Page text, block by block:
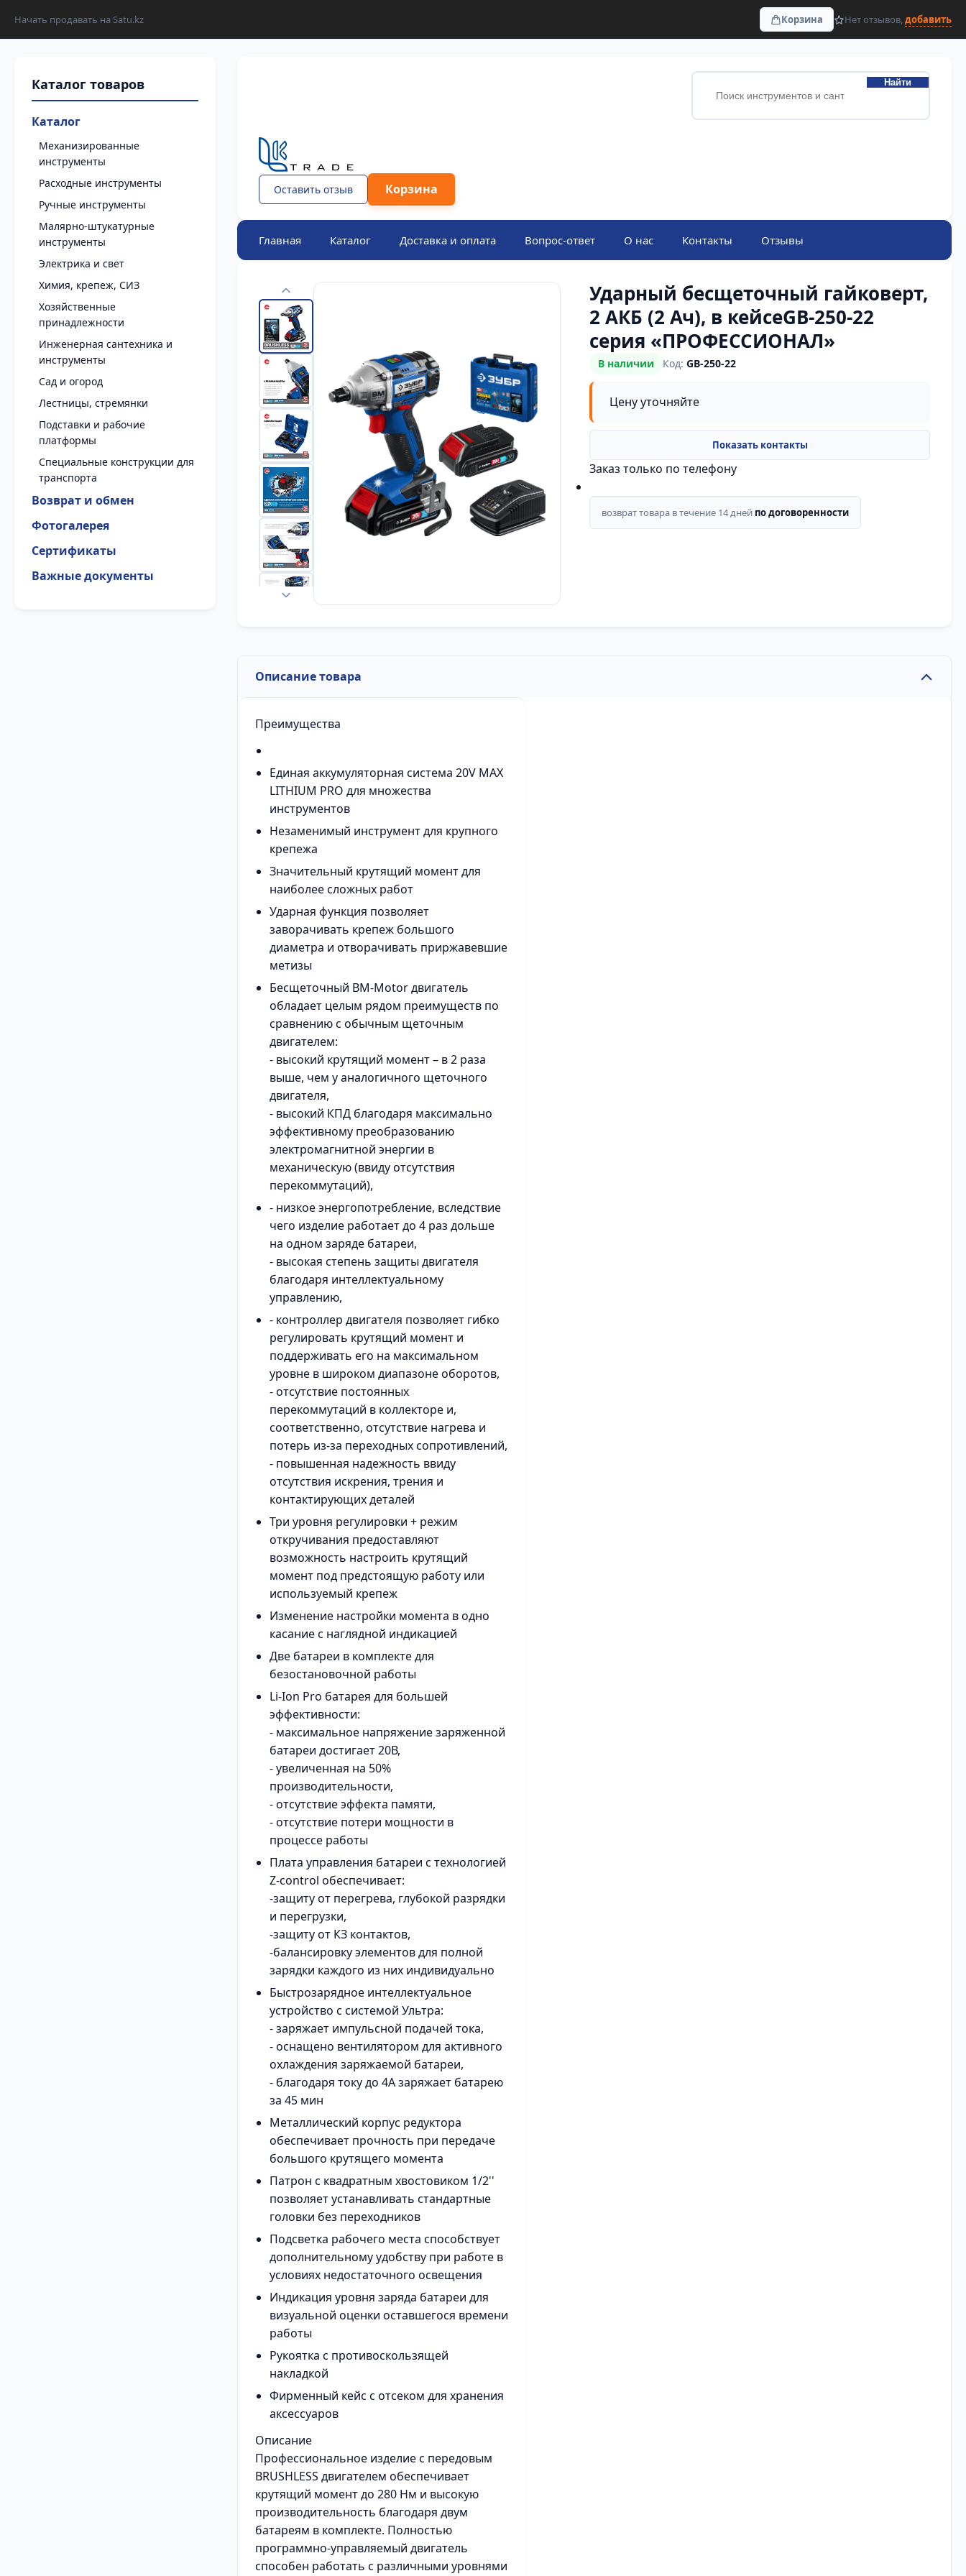
Начать продавать на Satu.kz Корзина Нет отзывов,добавить
Каталог
Механизированные
инструменты
Расходные инструменты
Ручные инструменты
Малярно-штукатурные
инструменты
Электрика и свет
Химия, крепеж, СИЗ
Хозяйственные
принадлежности
Инженерная сантехника и
инструменты
Сад и огород
Лестницы, стремянки
Подставки и рабочие
платформы
Специальные конструкции для
транспорта
Возврат и обмен
Фотогалерея
Сертификаты
Важные документы
Найти
Оставить отзыв Корзина
Главная Каталог Доставка и оплата Вопрос-ответ О нас Контакты Отзывы
Ударный бесщеточный гайковерт,
2 АКБ (2 Ач), в кейсеGB-250-22
серия «ПРОФЕССИОНАЛ»
В наличии Код:GB-250-22
Цену уточняйте
Заказ только по телефону
возврат товара в течение 14 дней по договоренности
Описание товара
Преимущества
Единая аккумуляторная система 20V MAX
LITHIUM PRO для множества
инструментов
Незаменимый инструмент для крупного
крепежа
Значительный крутящий момент для
наиболее сложных работ
Ударная функция позволяет
заворачивать крепеж большого
диаметра и отворачивать приржавевшие
метизы
Бесщеточный BM-Motor двигатель
обладает целым рядом преимуществ по
сравнению с обычным щеточным
двигателем:
- высокий крутящий момент – в 2 раза
выше, чем у аналогичного щеточного
двигателя,
- высокий КПД благодаря максимально
эффективному преобразованию
электромагнитной энергии в
механическую (ввиду отсутствия
перекоммутаций),
- низкое энергопотребление, вследствие
чего изделие работает до 4 раз дольше
на одном заряде батареи,
- высокая степень защиты двигателя
благодаря интеллектуальному
управлению,
- контроллер двигателя позволяет гибко
регулировать крутящий момент и
поддерживать его на максимальном
уровне в широком диапазоне оборотов,
- отсутствие постоянных
перекоммутаций в коллекторе и,
соответственно, отсутствие нагрева и
потерь из-за переходных сопротивлений,
- повышенная надежность ввиду
отсутствия искрения, трения и
контактирующих деталей
Три уровня регулировки + режим
откручивания предоставляют
возможность настроить крутящий
момент под предстоящую работу или
используемый крепеж
Изменение настройки момента в одно
касание с наглядной индикацией
Две батареи в комплекте для
безостановочной работы
Li-Ion Pro батарея для большей
эффективности:
- максимальное напряжение заряженной
батареи достигает 20В,
- увеличенная на 50%
производительности,
- отсутствие эффекта памяти,
- отсутствие потери мощности в
процессе работы
Плата управления батареи с технологией
Z-control обеспечивает:
-защиту от перегрева, глубокой разрядки
и перегрузки,
-защиту от КЗ контактов,
-балансировку элементов для полной
зарядки каждого из них индивидуально
Быстрозарядное интеллектуальное
устройство с системой Ультра:
- заряжает импульсной подачей тока,
- оснащено вентилятором для активного
охлаждения заряжаемой батареи,
- благодаря току до 4А заряжает батарею
за 45 мин
Металлический корпус редуктора
обеспечивает прочность при передаче
большого крутящего момента
Патрон с квадратным хвостовиком 1/2''
позволяет устанавливать стандартные
головки без переходников
Подсветка рабочего места способствует
дополнительному удобству при работе в
условиях недостаточного освещения
Индикация уровня заряда батареи для
визуальной оценки оставшегося времени
работы
Рукоятка с противоскользящей
накладкой
Фирменный кейс с отсеком для хранения
аксессуаров
Описание
Профессиональное изделие с передовым
BRUSHLESS двигателем обеспечивает
крутящий момент до 280 Нм и высокую
производительность благодаря двум
батареям в комплекте. Полностью
программно-управляемый двигатель
способен работать с различными уровнями